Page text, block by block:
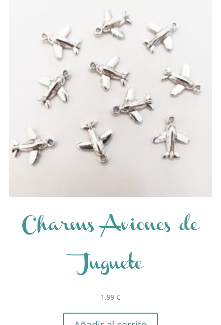
Charms Aviones de
Juguete
1,99 €